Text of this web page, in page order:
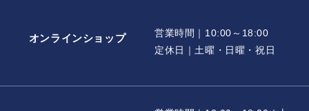
オンラインショップ
営業時間｜10:00～18:00
定休日｜土曜・日曜・祝日